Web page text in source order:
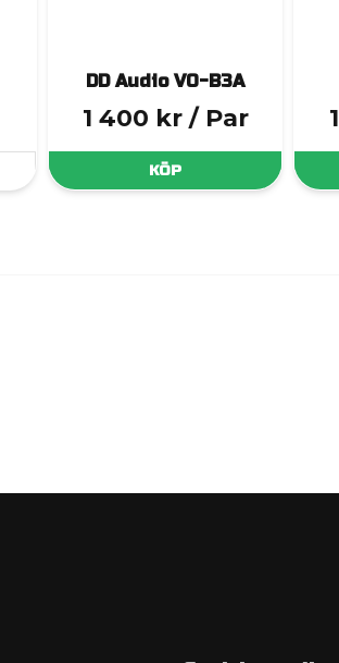
DD Audio VO-B3A
1 400 kr / Par
KÖP